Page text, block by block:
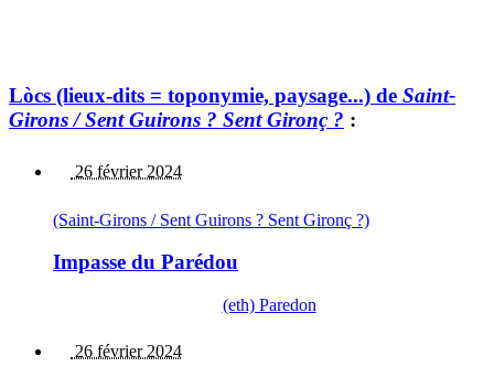
Lòcs (lieux-dits = toponymie, paysage...) de Saint-
Girons / Sent Guirons ? Sent Gironç ? :
26 février 2024
(Saint-Girons / Sent Guirons ? Sent Gironç ?)
Impasse du Parédou
(eth) Paredon
26 février 2024